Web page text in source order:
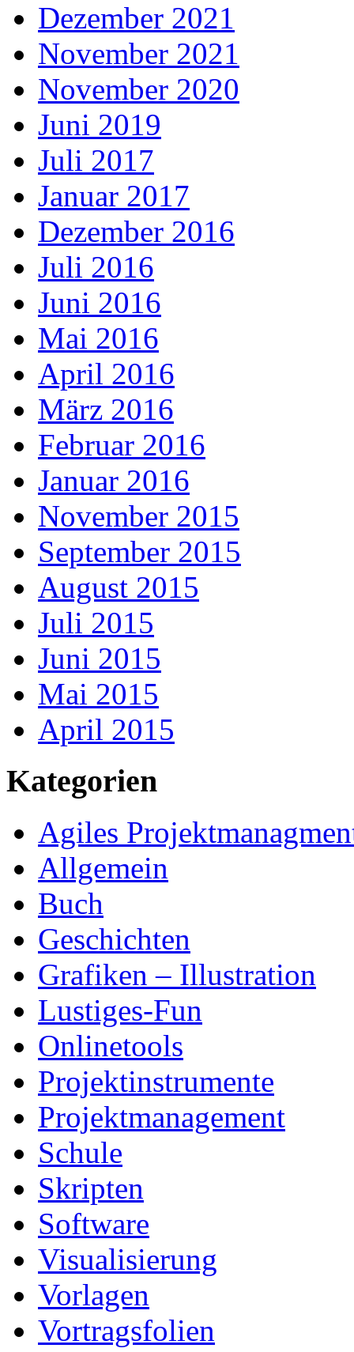
Dezember 2021
November 2021
November 2020
Juni 2019
Juli 2017
Januar 2017
Dezember 2016
Juli 2016
Juni 2016
Mai 2016
April 2016
März 2016
Februar 2016
Januar 2016
November 2015
September 2015
August 2015
Juli 2015
Juni 2015
Mai 2015
April 2015
Kategorien
Agiles
Allgemein
Buch
Geschichten
Grafiken – Illustration
Lustiges-Fun
Onlinetools
Projektinstrumente
Projektmanagement
Schule
Skripten
Software
Visualisierung
Vorlagen
Vortragsfolien